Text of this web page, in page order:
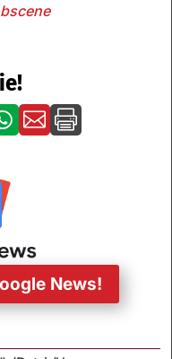
 
News!